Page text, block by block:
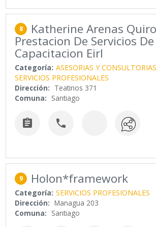
8 Katherine Arenas
Prestacion De Servicios De
Capacitacion Eirl
Categoría: ASESORIAS Y
SERVICIOS PROFESIONALES
Dirección: Teatinos 371
Comuna: Santiago
 
9 Holon*framework
Categoría: SERVICIOS PROFESIONALES
Dirección: Managua 203
Comuna: Santiago